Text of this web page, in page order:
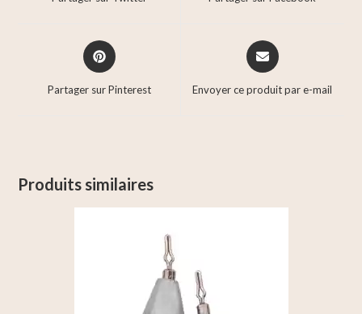
Partager sur Pinterest Envoyer ce produit par e-mail
Produits similaires